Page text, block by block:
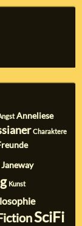
Anneliese
Charaktere
Janeway
Kunst
SciFi